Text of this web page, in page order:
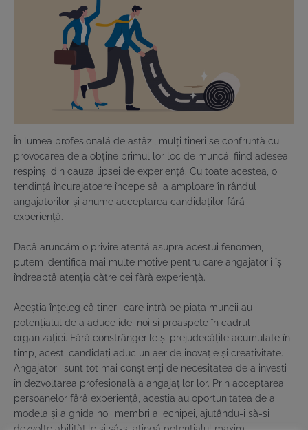
În lumea profesională de astăzi, mulți tineri se confruntă cu
provocarea de a obține primul lor loc de muncă, fiind adesea
respinși din cauza lipsei de experiență. Cu toate acestea, o
tendință încurajatoare începe să ia amploare în rândul
angajatorilor și anume acceptarea candidaților fără
experiență.
Dacă aruncăm o privire atentă asupra acestui fenomen,
putem identifica mai multe motive pentru care angajatorii își
îndreaptă atenția către cei fără experiență.
Aceștia înțeleg că tinerii care intră pe piața muncii au
potențialul de a aduce idei noi și proaspete în cadrul
organizației. Fără constrângerile și prejudecățile acumulate în
timp, acești candidați aduc un aer de inovație și creativitate.
Angajatorii sunt tot mai conștienți de necesitatea de a investi
în dezvoltarea profesională a angajaților lor. Prin acceptarea
persoanelor fără experiență, aceștia au oportunitatea de a
modela și a ghida noii membri ai echipei, ajutându-i să-și